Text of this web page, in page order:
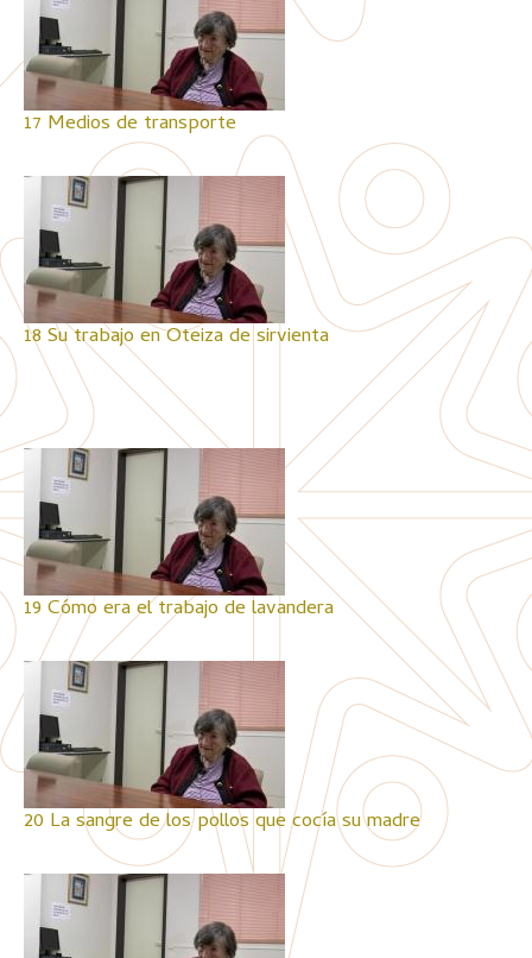
17 Medios de transporte
18 Su trabajo en Oteiza de sirvienta
19 Cómo era el trabajo de lavandera
20 La sangre de los pollos que cocía su madre